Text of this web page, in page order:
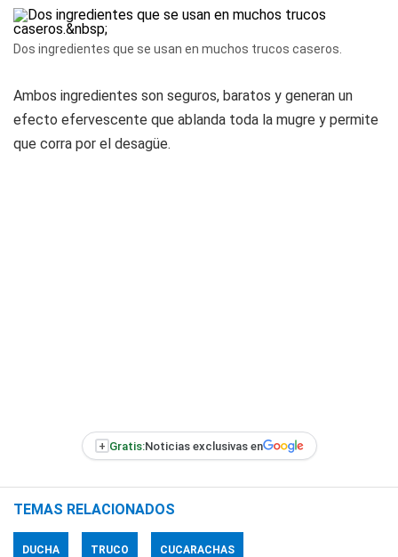
Dos ingredientes que se usan en muchos trucos caseros.
Ambos ingredientes son seguros, baratos y generan un
efecto efervescente que ablanda toda la mugre y permite
que corra por el desagüe.
+ Gratis:Noticias exclusivas en
TEMAS RELACIONADOS
DUCHA TRUCO CUCARACHAS